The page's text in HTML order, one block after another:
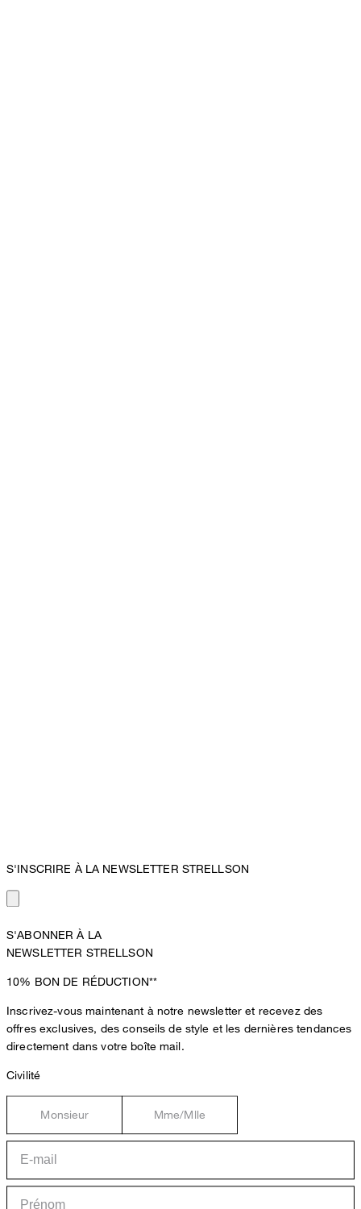
S'INSCRIRE À LA NEWSLETTER STRELLSON
S'ABONNER À LA
NEWSLETTER STRELLSON
10% BON DE RÉDUCTION**
Inscrivez-vous maintenant à notre newsletter et recevez des
offres exclusives, des conseils de style et les dernières tendances
directement dans votre boîte mail.
Civilité
Monsieur Mme/Mlle